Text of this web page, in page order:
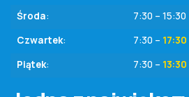
Środa:
7:30 – 15:30
Czwartek: 7:30 – 17:30
Piątek: 7:30 – 13:30